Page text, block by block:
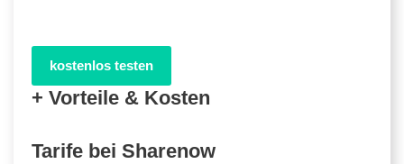
kostenlos testen
+ Vorteile & Kosten
Tarife bei Sharenow